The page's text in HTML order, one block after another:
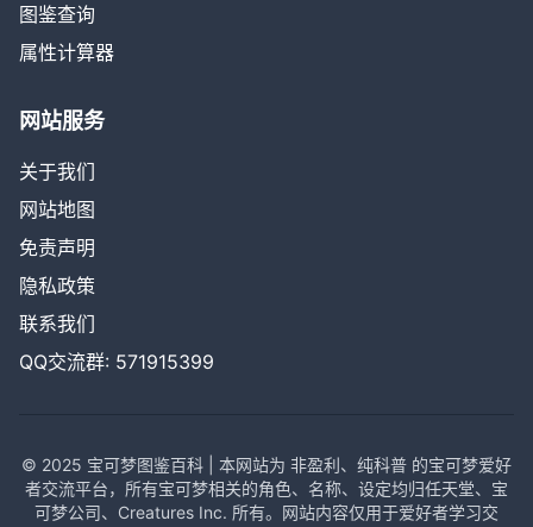
图鉴查询
属性计算器
网站服务
关于我们
网站地图
免责声明
隐私政策
联系我们
QQ交流群: 571915399
© 2025 宝可梦图鉴百科 | 本网站为 非盈利、纯科普 的宝可梦爱好
者交流平台，所有宝可梦相关的角色、名称、设定均归任天堂、宝
可梦公司、Creatures Inc. 所有。网站内容仅用于爱好者学习交